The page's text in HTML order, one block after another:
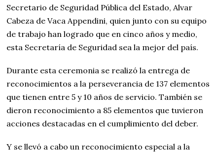
Secretario de Seguridad Pública del Estado, Alvar
Cabeza de Vaca Appendini, quien junto con su equipo
de trabajo han logrado que en cinco años y medio,
esta Secretaría de Seguridad sea la mejor del país.
Durante esta ceremonia se realizó la entrega de
reconocimientos a la perseverancia de 137 elementos
que tienen entre 5 y 10 años de servicio. También se
dieron reconocimiento a 85 elementos que tuvieron
acciones destacadas en el cumplimiento del deber.
Y se llevó a cabo un reconocimiento especial a la